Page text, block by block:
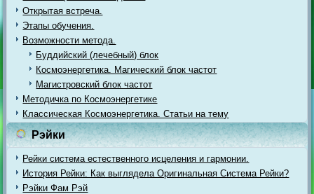
Открытая встреча.
Этапы обучения.
Возможности метода.
Буддийский (лечебный) блок
Космоэнергетика. Магический блок частот
Магистровский блок частот
Методичка по Космоэнергетике
Классическая Космоэнергетика. Статьи на тему
Рэйки
Рейки система естественного исцеления и гармонии.
История Рейки: Как выглядела Оригинальная Система Рейки?
Рэйки Фам Рэй